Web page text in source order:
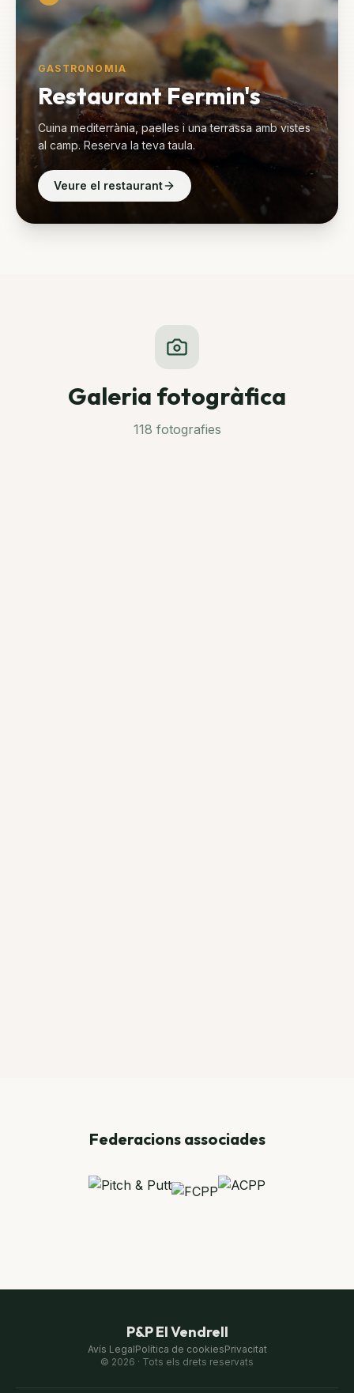
GASTRONOMIA
Restaurant Fermin's
Cuina mediterrània, paelles i una terrassa amb vistes
al camp. Reserva la teva taula.
Veure el restaurant
Galeria fotogràfica
118 fotografies
Federacions associades
P&P El Vendrell
Avís LegalPolítica de cookiesPrivacitat
© 2026 · Tots els drets reservats